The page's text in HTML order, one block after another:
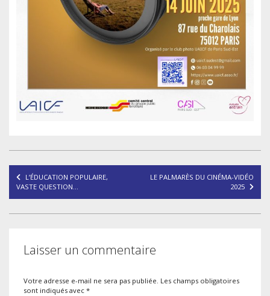
Navigation
de
l’article
L’ÉDUCATION POPULAIRE,
VASTE QUESTION…
LE PALMARÈS DU CINÉMA-VIDÉO
2025
Laisser un commentaire
Votre adresse e-mail ne sera pas publiée. Les champs obligatoires
sont indiqués avec *